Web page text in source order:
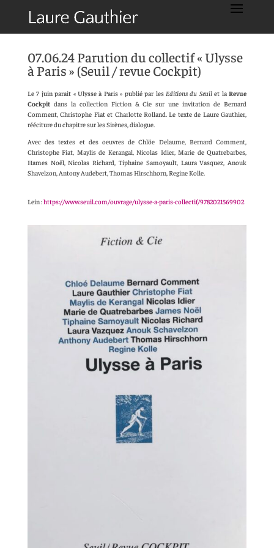
07.06.24 Parution du collectif « Ulysse
à Paris » (Seuil / revue Cockpit)
Le 7 juin parait « Ulysse à Paris » publié par les Editions du Seuilet laRevue
Cockpitdans la collection Fiction & Cie sur une invitation de Bernard
Comment, Christophe Fiat et Charlotte Rolland. Le texte de Laure Gauthier,
rééciture du chapitre sur les Sirènes, dialogue.
Avec des textes et des oeuvres de Chlöe Delaume, Bernard Comment,
Christophe Fiat, Maylis de Kerangal, Nicolas Idier, Marie de Quatrebarbes,
Hames Noël, Nicolas Richard, Tiphaine Samoyault, Laura Vasquez, Anouk
Shavelzon, Antony Audebert, Thomas Hirschhorn, Regine Kolle.
Lein :https://www.seuil.com/ouvrage/ulysse-a-paris-collectif/9782021569902